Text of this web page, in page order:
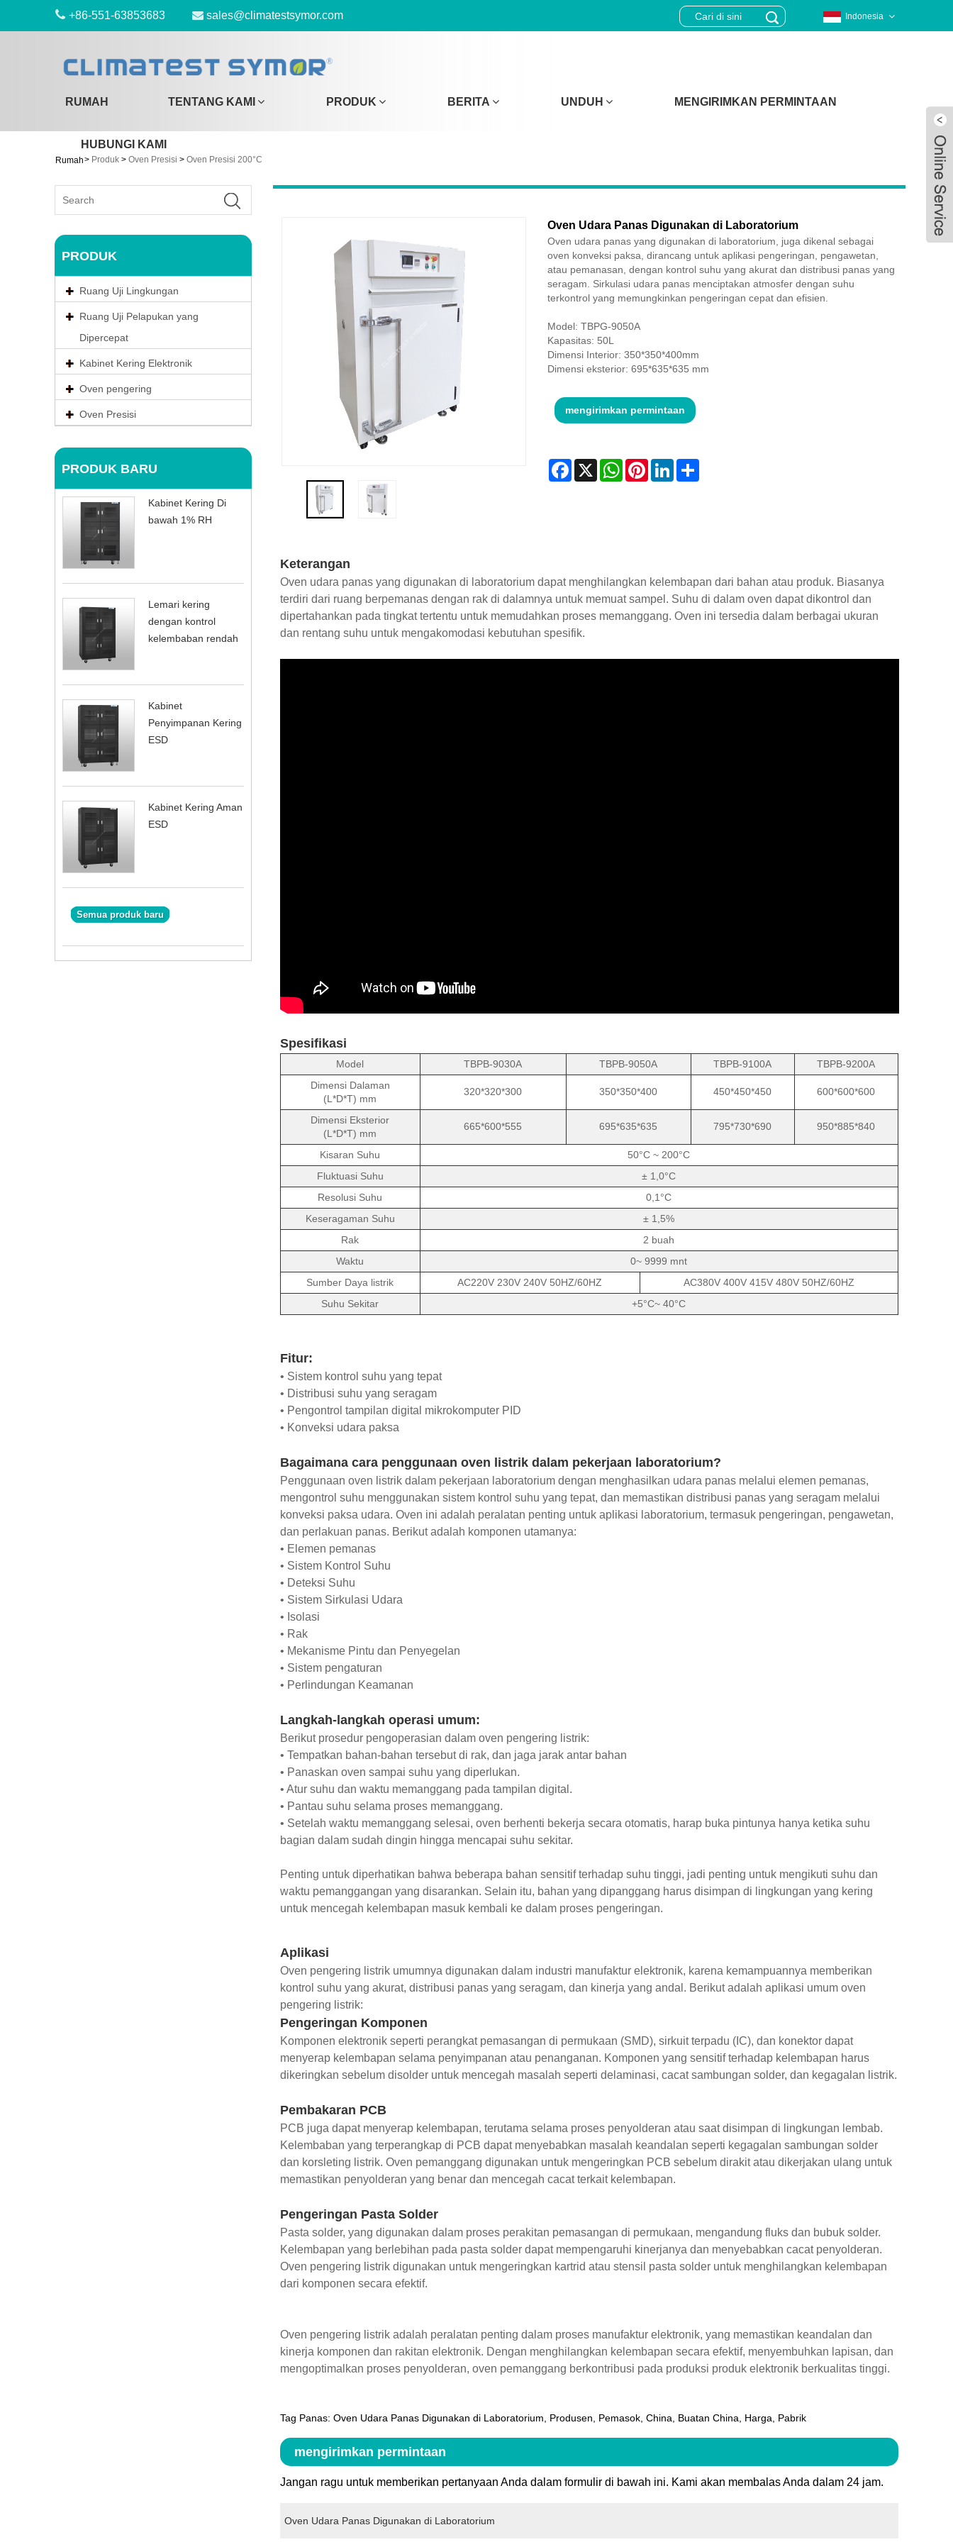
+86-551-63853683 sales@climatestsymor.com Indonesia
RUMAH TENTANG KAMI PRODUK BERITA UNDUH MENGIRIMKAN PERMINTAAN
HUBUNGI KAMI
Rumah> Produk > Oven Presisi > Oven Presisi 200°C
PRODUK
Ruang Uji Lingkungan
Ruang Uji Pelapukan yang
Dipercepat
Kabinet Kering Elektronik
Oven pengering
Oven Presisi
PRODUK BARU
Kabinet Kering Di
bawah 1% RH
Lemari kering
dengan kontrol
kelembaban rendah
Kabinet
Penyimpanan Kering
ESD
Kabinet Kering Aman
ESD
Semua produk baru
Oven Udara Panas Digunakan di Laboratorium
Oven udara panas yang digunakan di laboratorium, juga dikenal sebagai
oven konveksi paksa, dirancang untuk aplikasi pengeringan, pengawetan,
atau pemanasan, dengan kontrol suhu yang akurat dan distribusi panas yang
seragam. Sirkulasi udara panas menciptakan atmosfer dengan suhu
terkontrol yang memungkinkan pengeringan cepat dan efisien.
Model: TBPG-9050A
Kapasitas: 50L
Dimensi Interior: 350*350*400mm
Dimensi eksterior: 695*635*635 mm
mengirimkan permintaan
Facebook
X WhatsAppPinterestLinkedInShare
Keterangan
Oven udara panas yang digunakan di laboratorium dapat menghilangkan kelembapan dari bahan atau produk. Biasanya
terdiri dari ruang berpemanas dengan rak di dalamnya untuk memuat sampel. Suhu di dalam oven dapat dikontrol dan
dipertahankan pada tingkat tertentu untuk memudahkan proses memanggang. Oven ini tersedia dalam berbagai ukuran
dan rentang suhu untuk mengakomodasi kebutuhan spesifik.
Spesifikasi
Model TBPB-9030A TBPB-9050A TBPB-9100A
TBPB-9200A
Dimensi Dalaman
(L*D*T) mm
320*320*300 350*350*400 450*450*450 600*600*600
Dimensi Eksterior
(L*D*T) mm
665*600*555 695*635*635 795*730*690 950*885*840
Kisaran Suhu
50°C ~ 200°C
Fluktuasi Suhu
± 1,0°C
Resolusi Suhu
0,1°C
Keseragaman Suhu
± 1,5%
Rak
2 buah
Waktu
0~ 9999 mnt
Sumber Daya listrik
AC220V 230V 240V 50HZ/60HZ
AC380V 400V 415V 480V 50HZ/60HZ
Suhu Sekitar
+5°C~ 40°C
Fitur:
• Sistem kontrol suhu yang tepat
• Distribusi suhu yang seragam
• Pengontrol tampilan digital mikrokomputer PID
• Konveksi udara paksa
Bagaimana cara penggunaan oven listrik dalam pekerjaan laboratorium?
Penggunaan oven listrik dalam pekerjaan laboratorium dengan menghasilkan udara panas melalui elemen pemanas,
mengontrol suhu menggunakan sistem kontrol suhu yang tepat, dan memastikan distribusi panas yang seragam melalui
konveksi paksa udara. Oven ini adalah peralatan penting untuk aplikasi laboratorium, termasuk pengeringan, pengawetan,
dan perlakuan panas. Berikut adalah komponen utamanya:
• Elemen pemanas
• Sistem Kontrol Suhu
• Deteksi Suhu
• Sistem Sirkulasi Udara
• Isolasi
• Rak
• Mekanisme Pintu dan Penyegelan
• Sistem pengaturan
• Perlindungan Keamanan
Langkah-langkah operasi umum:
Berikut prosedur pengoperasian dalam oven pengering listrik:
• Tempatkan bahan-bahan tersebut di rak, dan jaga jarak antar bahan
• Panaskan oven sampai suhu yang diperlukan.
• Atur suhu dan waktu memanggang pada tampilan digital.
• Pantau suhu selama proses memanggang.
• Setelah waktu memanggang selesai, oven berhenti bekerja secara otomatis, harap buka pintunya hanya ketika suhu
bagian dalam sudah dingin hingga mencapai suhu sekitar.
Penting untuk diperhatikan bahwa beberapa bahan sensitif terhadap suhu tinggi, jadi penting untuk mengikuti suhu dan
waktu pemanggangan yang disarankan. Selain itu, bahan yang dipanggang harus disimpan di lingkungan yang kering
untuk mencegah kelembapan masuk kembali ke dalam proses pengeringan.
Aplikasi
Oven pengering listrik umumnya digunakan dalam industri manufaktur elektronik, karena kemampuannya memberikan
kontrol suhu yang akurat, distribusi panas yang seragam, dan kinerja yang andal. Berikut adalah aplikasi umum oven
pengering listrik:
Pengeringan Komponen
Komponen elektronik seperti perangkat pemasangan di permukaan (SMD), sirkuit terpadu (IC), dan konektor dapat
menyerap kelembapan selama penyimpanan atau penanganan. Komponen yang sensitif terhadap kelembapan harus
dikeringkan sebelum disolder untuk mencegah masalah seperti delaminasi, cacat sambungan solder, dan kegagalan listrik.
Pembakaran PCB
PCB juga dapat menyerap kelembapan, terutama selama proses penyolderan atau saat disimpan di lingkungan lembab.
Kelembaban yang terperangkap di PCB dapat menyebabkan masalah keandalan seperti kegagalan sambungan solder
dan korsleting listrik. Oven pemanggang digunakan untuk mengeringkan PCB sebelum dirakit atau dikerjakan ulang untuk
memastikan penyolderan yang benar dan mencegah cacat terkait kelembapan.
Pengeringan Pasta Solder
Pasta solder, yang digunakan dalam proses perakitan pemasangan di permukaan, mengandung fluks dan bubuk solder.
Kelembapan yang berlebihan pada pasta solder dapat mempengaruhi kinerjanya dan menyebabkan cacat penyolderan.
Oven pengering listrik digunakan untuk mengeringkan kartrid atau stensil pasta solder untuk menghilangkan kelembapan
dari komponen secara efektif.
Oven pengering listrik adalah peralatan penting dalam proses manufaktur elektronik, yang memastikan keandalan dan
kinerja komponen dan rakitan elektronik. Dengan menghilangkan kelembapan secara efektif, menyembuhkan lapisan, dan
mengoptimalkan proses penyolderan, oven pemanggang berkontribusi pada produksi produk elektronik berkualitas tinggi.
Tag Panas: Oven Udara Panas Digunakan di Laboratorium, Produsen, Pemasok, China, Buatan China, Harga, Pabrik
mengirimkan permintaan
Jangan ragu untuk memberikan pertanyaan Anda dalam formulir di bawah ini. Kami akan membalas Anda dalam 24 jam.